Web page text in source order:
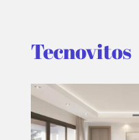
Tecnovitos